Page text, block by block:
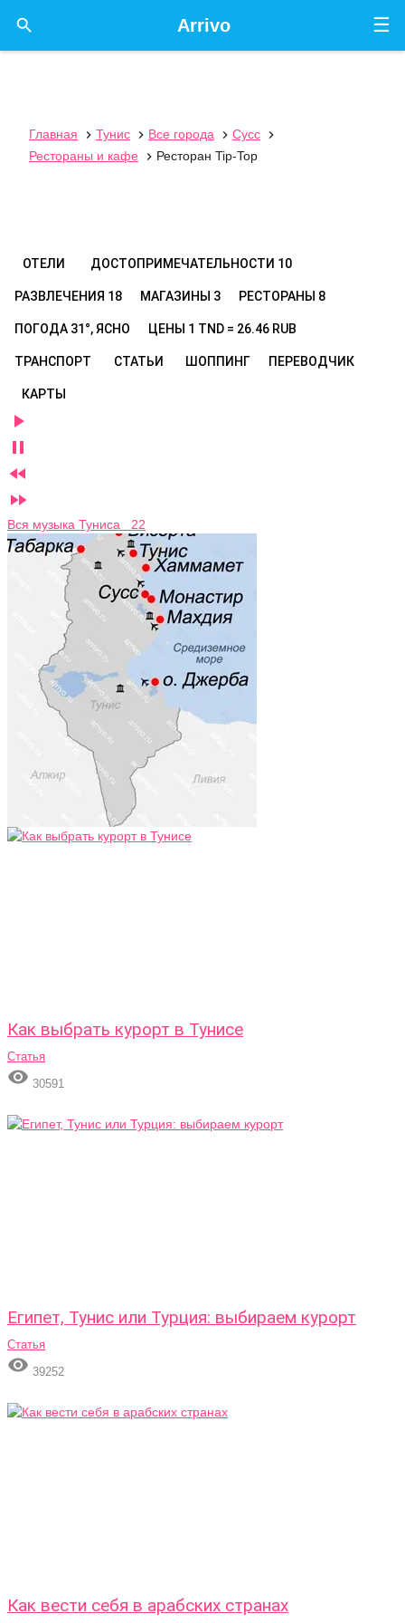
☰
Arrivo

Главная  Тунис  Все города  Сусс

Рестораны и кафе
 Ресторан Tip-Top
ОТЕЛИ ДОСТОПРИМЕЧАТЕЛЬНОСТИ 10
РАЗВЛЕЧЕНИЯ 18 МАГАЗИНЫ 3 РЕСТОРАНЫ 8
ПОГОДА 31°, ЯСНО ЦЕНЫ 1 TND = 26.46 RUB
ТРАНСПОРТ СТАТЬИ ШОППИНГ ПЕРЕВОДЧИК
КАРТЫ




Вся музыка Туниса 22
Как выбрать курорт в Тунисе
Статья
 30591
Египет, Тунис или Турция: выбираем курорт
Статья
 39252
Как вести себя в арабских странах